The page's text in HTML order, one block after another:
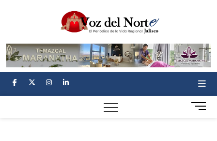
del
Norte
facebook
twitterinstagram
linkedin
M
e